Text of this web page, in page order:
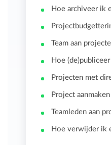
Hoe archiveer ik
Team aan
Hoe
Projecten met
Project aanmaken
Teamleden aan
Hoe verwijder ik